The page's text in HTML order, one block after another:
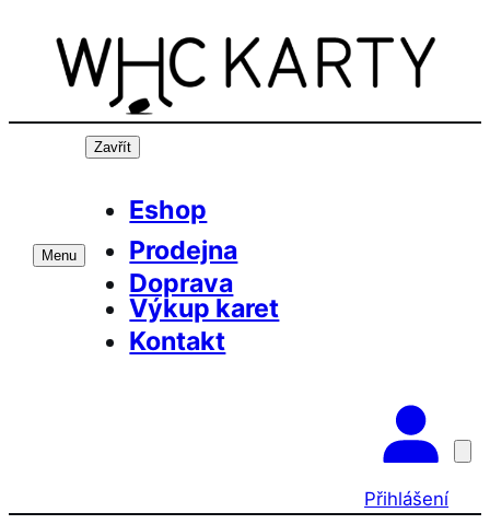
Menu
Zavřít
Eshop
Prodejna
Doprava
Výkup karet
Kontakt
Přihlášení